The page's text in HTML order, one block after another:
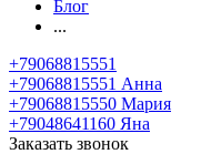
Блог
...
+79068815551
+79068815551 Анна
+79068815550 Мария
+79048641160 Яна
Заказать звонок